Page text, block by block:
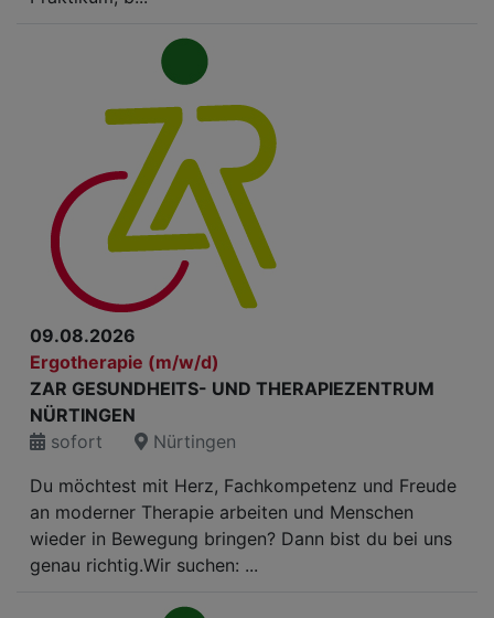
09.08.2026
Ergotherapie (m/w/d)
ZAR GESUNDHEITS- UND THERAPIEZENTRUM
NÜRTINGEN
sofort
Nürtingen
Du möchtest mit Herz, Fachkompetenz und Freude
an moderner Therapie arbeiten und Menschen
wieder in Bewegung bringen? Dann bist du bei uns
genau richtig.Wir suchen: ...